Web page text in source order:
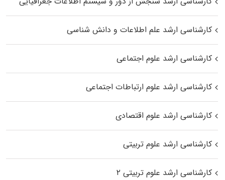
کارشناسی ارشد علم اطلاعات و دانش شناسی
کارشناسی ارشد علوم اجتماعی
کارشناسی ارشد علوم ارتباطات اجتماعی
کارشناسی ارشد علوم اقتصادی
کارشناسی ارشد علوم تربیتی
کارشناسی ارشد علوم تربیتی ۲